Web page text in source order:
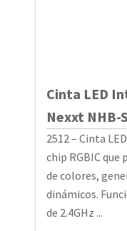
Cinta LED
Nexxt NHB-
2512 – Cinta
chip RGBIC
de colores,
dinámicos.
de 2.4GHz ...